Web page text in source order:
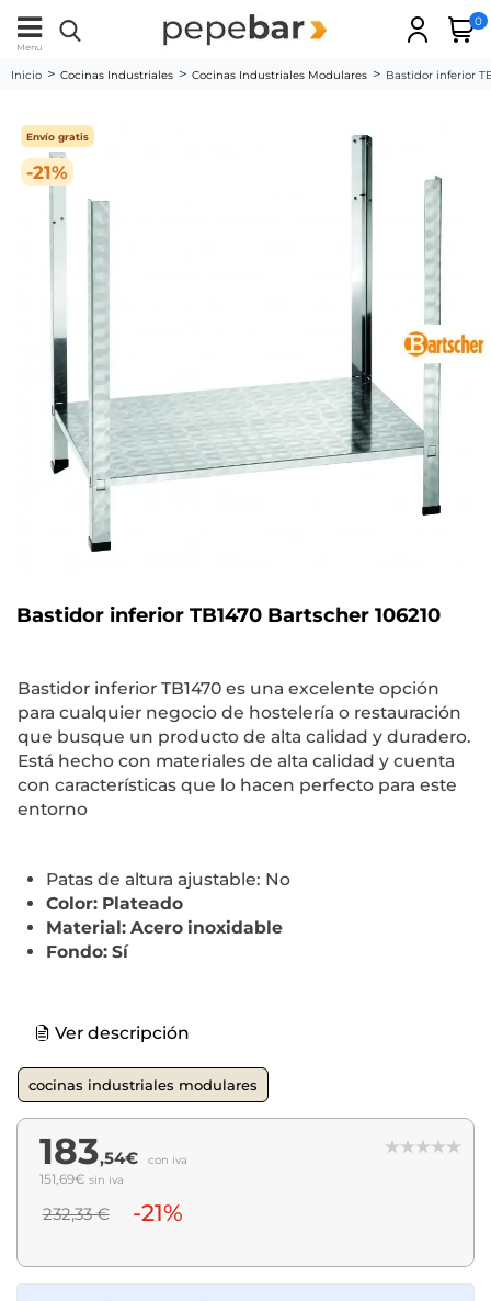
Menu
0
Inicio Cocinas Industriales Cocinas Industriales Modulares Bastidor inferior
-21%
Envío gratis
Bastidor inferior TB1470 Bartscher 106210
Bastidor inferior TB1470 es una excelente opción
para cualquier negocio de hostelería o restauración
que busque un producto de alta calidad y duradero.
Está hecho con materiales de alta calidad y cuenta
con características que lo hacen perfecto para este
entorno
Patas de altura ajustable: No
Color: Plateado
Material: Acero inoxidable
Fondo: Sí
Ver descripción
cocinas industriales modulares
183,54€ con iva
151,69€ sin iva
232,33 € -21%